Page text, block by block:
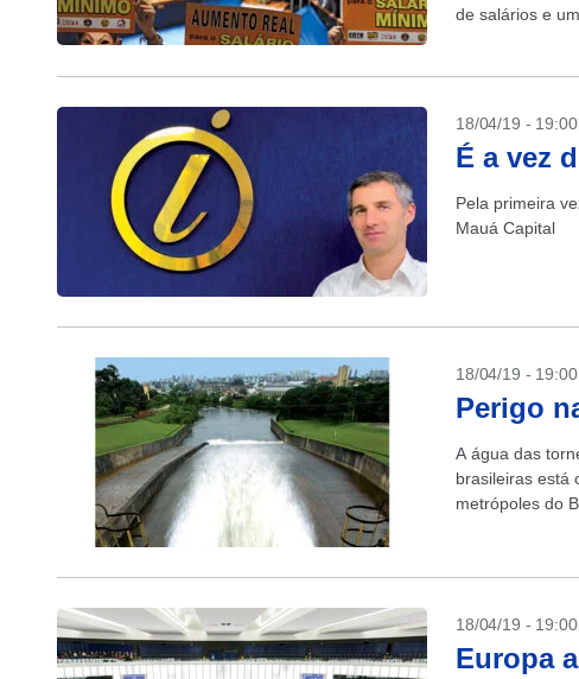
de salários e
18/04/19 -
É a vez
Pela primeira
Mauá Capital
18/04/19 -
Perigo
A água das
brasileiras está
metrópoles do
18/04/19 -
Europa